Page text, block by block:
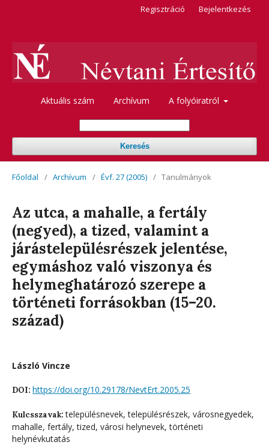
Aktuális szám Archívum A folyóiratról
Keresés
Regisztráció Bejelentkezés
Főoldal / Archívum / Évf. 27 (2005) / Tanulmányok
Az utca, a mahalle, a fertály
(negyed), a tized, valamint a
járástelepülésrészek jelentése,
egymáshoz való viszonya és
helymeghatározó szerepe a
történeti forrásokban (15–20.
század)
László Vincze
DOI: https://doi.org/10.29178/NevtErt.2005.25
Kulcsszavak:településnevek, településrészek, városnegyedek,
mahalle, fertály, tized, városi helynevek, történeti
helynévkutatás